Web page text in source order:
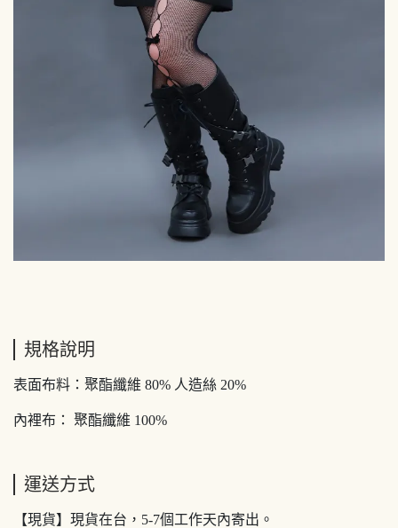
規格說明
表面布料：聚酯纖維 80% 人造絲 20%
內裡布： 聚酯纖維 100%
運送方式
【現貨】現貨在台，5-7個工作天內寄出。